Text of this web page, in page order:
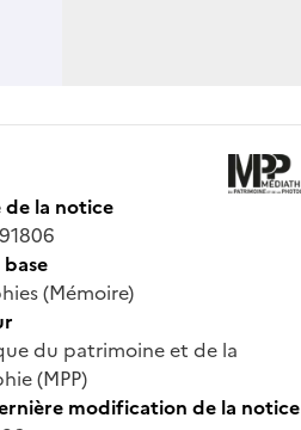
de la notice
(Mémoire)
du patrimoine et de la
(MPP)
modification de la notice